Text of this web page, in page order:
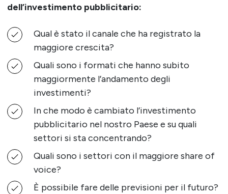
dell’investimento pubblicitario:
Qual è stato il canale che ha registrato la
maggiore crescita?
Quali sono i formati che hanno subito
maggiormente l’andamento degli
investimenti?
In che modo è cambiato l’investimento
pubblicitario nel nostro Paese e su quali
settori si sta concentrando?
Quali sono i settori con il maggiore share of
voice?
È possibile fare delle previsioni per il futuro?